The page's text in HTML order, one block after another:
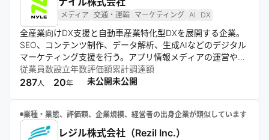
メディア 交通・運輸 マーケティング AI DX
全産業向けDX支援と自動車産業特化型DXを展開する企業。
SEO、コンテンツ制作、データ解析、生成AIなどのデジタル
マーケティング支援を行う。アプリ情報メディアの運営や自
動車サブスクリプションサービスも提供し、多様な産業のア
ップデートを通じて豊かな社会の実現を目指す。
従業員数
287人
設立年数
20年
評価額
未公開
累計調達額
未公開
業種・業態、評価額、企業規模、経営者の出身企業が類似しています
レジル株式会社（Rezil Inc.）